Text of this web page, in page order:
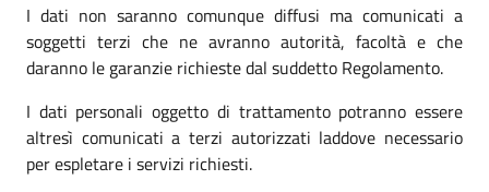
I dati non saranno comunque diffusi ma comunicati a
soggetti terzi che ne avranno autorità, facoltà e che
daranno le garanzie richieste dal suddetto Regolamento.
I dati personali oggetto di trattamento potranno essere
altresì comunicati a terzi autorizzati laddove necessario
per espletare i servizi richiesti.